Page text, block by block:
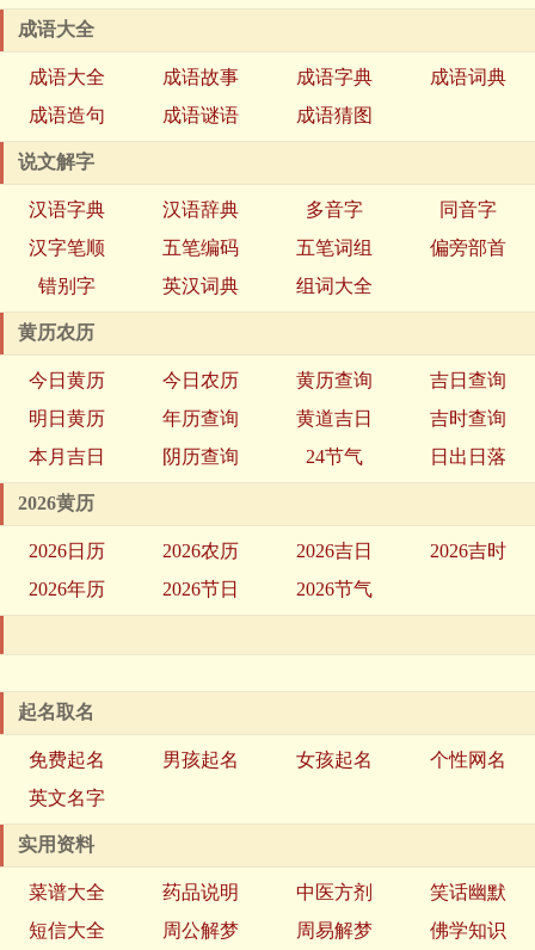
成语大全
成语大全 成语故事 成语字典
成语词典
成语造句
成语谜语 成语猜图
说文解字
汉语字典 汉语辞典 多音字
同音字
汉字笔顺
五笔编码 五笔词组
偏旁部首
错别字
英汉词典 组词大全
黄历农历
今日黄历 今日农历 黄历查询
吉日查询
明日黄历
年历查询 黄道吉日
吉时查询
本月吉日
阴历查询 24节气 日出日落
2026黄历
2026日历 2026农历 2026吉日
2026吉时
2026年历
2026节日 2026节气
起名取名
免费起名 男孩起名 女孩起名
个性网名
英文名字
实用资料
菜谱大全 药品说明 中医方剂
笑话幽默
短信大全
周公解梦 周易解梦 佛学知识